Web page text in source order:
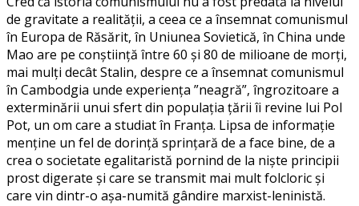
de gravitate a realității, a ceea ce a însemnat comunismul
în Europa de Răsărit, în Uniunea Sovietică, în China unde
Mao are pe conștiință între 60 și 80 de milioane de morți,
mai mulți decât Stalin, despre ce a însemnat comunismul
în Cambodgia unde experiența ”neagră”, îngrozitoare a
exterminării unui sfert din populația țării îi revine lui Pol
Pot, un om care a studiat în Franța. Lipsa de informație
menține un fel de dorință sprințară de a face bine, de a
crea o societate egalitaristă pornind de la niște principii
prost digerate și care se transmit mai mult folcloric și
care vin dintr-o așa-numită gândire marxist-leninistă.